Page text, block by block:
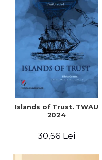
Islands of Trust. TWAU
2024
30,66 Lei